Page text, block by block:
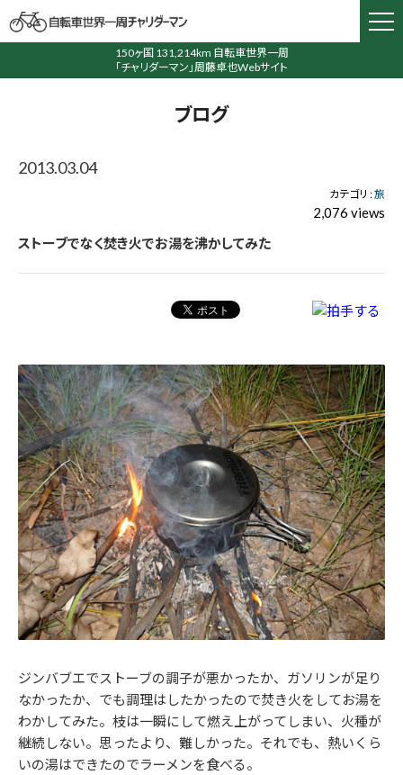
150ヶ国 131,214km 自転車世界一周
「チャリダーマン」周藤卓也Webサイト
ブログ
2013.03.04
カテゴリ :旅
2,076 views
ストーブでなく焚き火でお湯を沸かしてみた
ジンバブエでストーブの調子が悪かったか、ガソリンが足り
なかったか、でも調理はしたかったので焚き火をしてお湯を
わかしてみた。枝は一瞬にして燃え上がってしまい、火種が
継続しない。思ったより、難しかった。それでも、熱いくら
いの湯はできたのでラーメンを食べる。